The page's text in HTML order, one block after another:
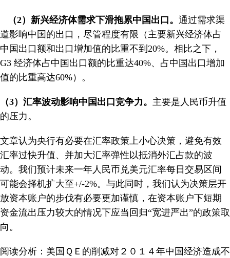
（2）新兴经济体需求下滑拖累中国出口。 通过需求渠
道影响中国的出口，尽管程度有限（主要新兴经济体占
中国出口额和出口增加值的比重不到20%。相比之下，
G3 经济体占中国出口额的比重达40%、占中国出口增加
值的比重高达60%）。
（3） 汇率波动影响中国出口竞争力。 主要是人民币升值
的压力。
文章认为央行有必要在汇率政策上小心决策，避免有效
汇率过快升值、并加大汇率弹性以抵消外汇占款的波
动。我们预计未来一年人民币兑美元汇率每日交易区间
可能会择机扩大至+/-2%。与此同时，我们认为决策层开
放资本账户的步伐有必要更加谨慎，在资本账户下短期
资金流出压力较大的情况下应当回归“宽进严出”的政策取
向。
阅读分析：美国ＱＥ的削减对２０１４年中国经济造成不